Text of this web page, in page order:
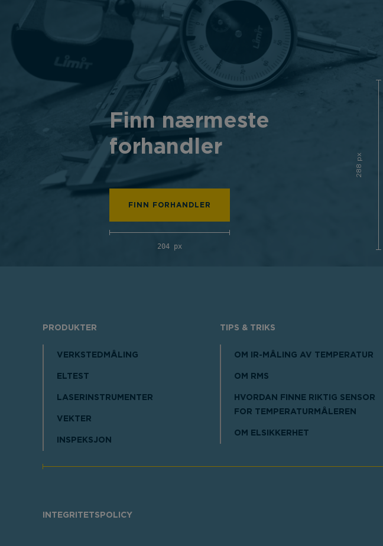
Finn nærmeste
forhandler
FINN FORHANDLER
204 px
288 px
PRODUKTER
VERKSTEDMÅLING
ELTEST
LASERINSTRUMENTER
VEKTER
INSPEKSJON
TIPS & TRIKS
OM IR-MÅLING AV TEMPERATUR
OM RMS
HVORDAN FINNE RIKTIG SENSOR
FOR TEMPERATURMÅLEREN
OM ELSIKKERHET
INTEGRITETSPOLICY